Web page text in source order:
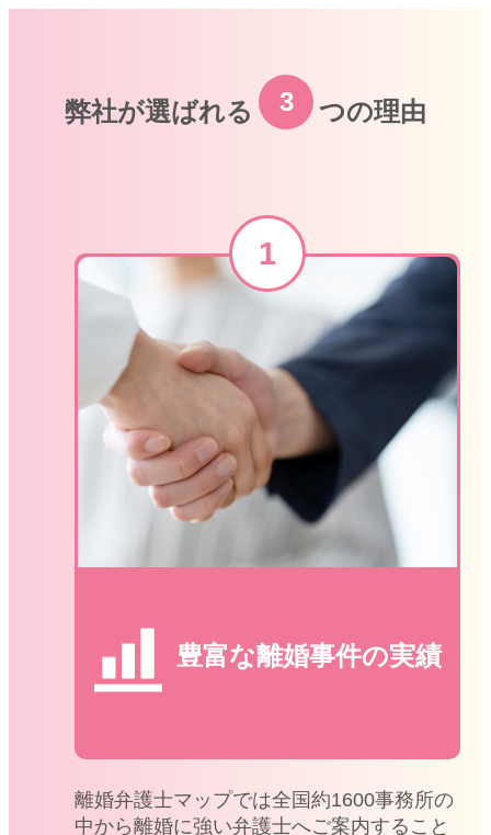
弊社が選ばれる 3 つの理由
豊富な離婚事件の実績
離婚弁護士マップでは全国約1600事務所の
中から離婚に強い弁護士へご案内すること